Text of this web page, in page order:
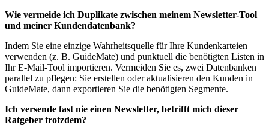
Wie vermeide ich Duplikate zwischen meinem Newsletter-Tool
und meiner Kundendatenbank?
Indem Sie eine einzige Wahrheitsquelle für Ihre Kundenkarteien
verwenden (z. B. GuideMate) und punktuell die benötigten Listen in
Ihr E-Mail-Tool importieren. Vermeiden Sie es, zwei Datenbanken
parallel zu pflegen: Sie erstellen oder aktualisieren den Kunden in
GuideMate, dann exportieren Sie die benötigten Segmente.
Ich versende fast nie einen Newsletter, betrifft mich dieser
Ratgeber trotzdem?